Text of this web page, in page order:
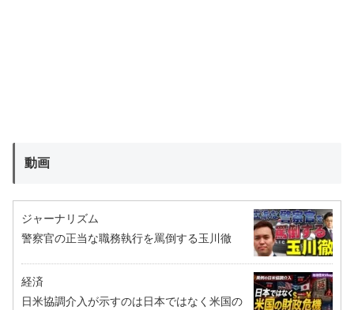
動画
ジャーナリズム
警察官の正当な職務執行を罵倒する玉川徹
経済
日米協調介入が示すのは日本ではなく米国の